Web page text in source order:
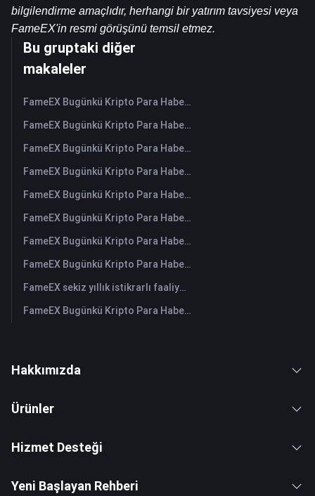
bilgilendirme amaçlıdır, herhangi bir yatırım tavsiyesi veya
FameEX'in resmi görüşünü temsil etmez.
Bu gruptaki diğer
makaleler
FameEX Bugünkü Kripto Para Haberleri Özeti | 7 Ağustos 2026
FameEX Bugünkü Kripto Para Haberleri Özeti | 6 Ağustos 2026
FameEX Bugünkü Kripto Para Haberleri Özeti | 5 Ağustos 2026
FameEX Bugünkü Kripto Para Haberleri Özeti | 4 Ağustos 2026
FameEX Bugünkü Kripto Para Haberleri Özeti | 3 Ağustos 2026
FameEX Bugünkü Kripto Para Haberleri Özeti | 31 Temmuz 2026
FameEX Bugünkü Kripto Para Haberleri Özeti | 30 Temmuz 2026
FameEX Bugünkü Kripto Para Haberleri Özeti | 29 Temmuz 2026
FameEX sekiz yıllık istikrarlı faaliyetleri ve küresel büyümesiyle kullanıcı güvenini güçlendiriyor
FameEX Bugünkü Kripto Para Haberleri Özeti | 28 Temmuz 2026
Hakkımızda
Ürünler
Hizmet Desteği
Yeni Başlayan Rehberi